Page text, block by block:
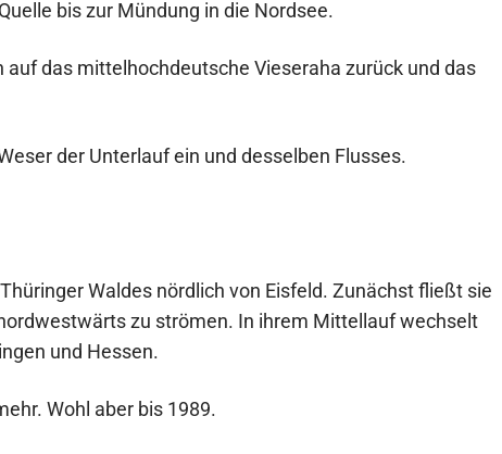
bis zur Mündung in die Nordsee.
das mittelhochdeutsche Vieseraha zurück und das
der Unterlauf ein und desselben Flusses.
Waldes nördlich von Eisfeld. Zunächst fließt sie
zu strömen. In ihrem Mittellauf wechselt
und Hessen.
Wohl aber bis 1989.